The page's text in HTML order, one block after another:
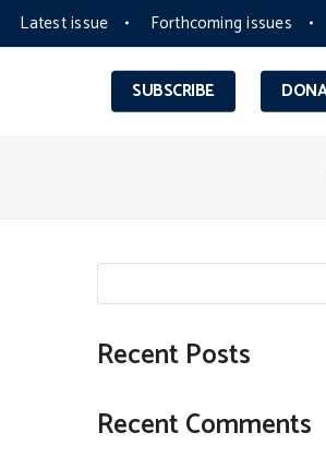
Latest issue Forthcoming issues
SUBSCRIBE
Recent Posts
Recent Comments